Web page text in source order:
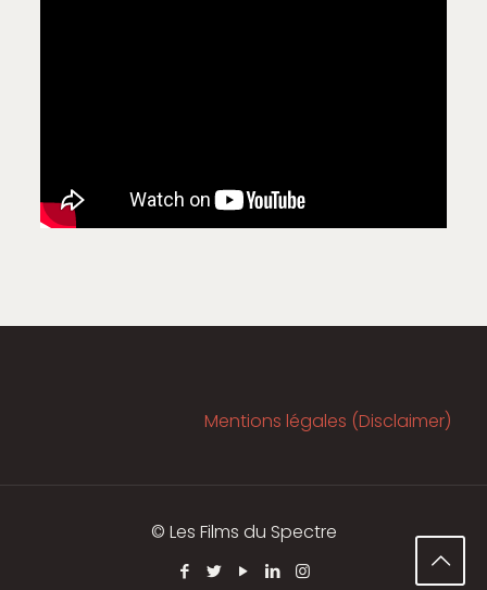
Mentions légales (Disclaimer)
© Les Films du Spectre